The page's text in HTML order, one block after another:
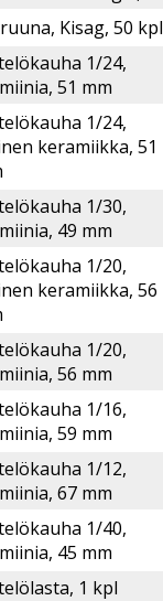
Kisag, 50 kpl
1/24,
51 mm
1/24,
keramiikka, 51
1/30,
49 mm
1/20,
keramiikka, 56
1/20,
56 mm
1/16,
59 mm
1/12,
67 mm
1/40,
45 mm
1 kpl